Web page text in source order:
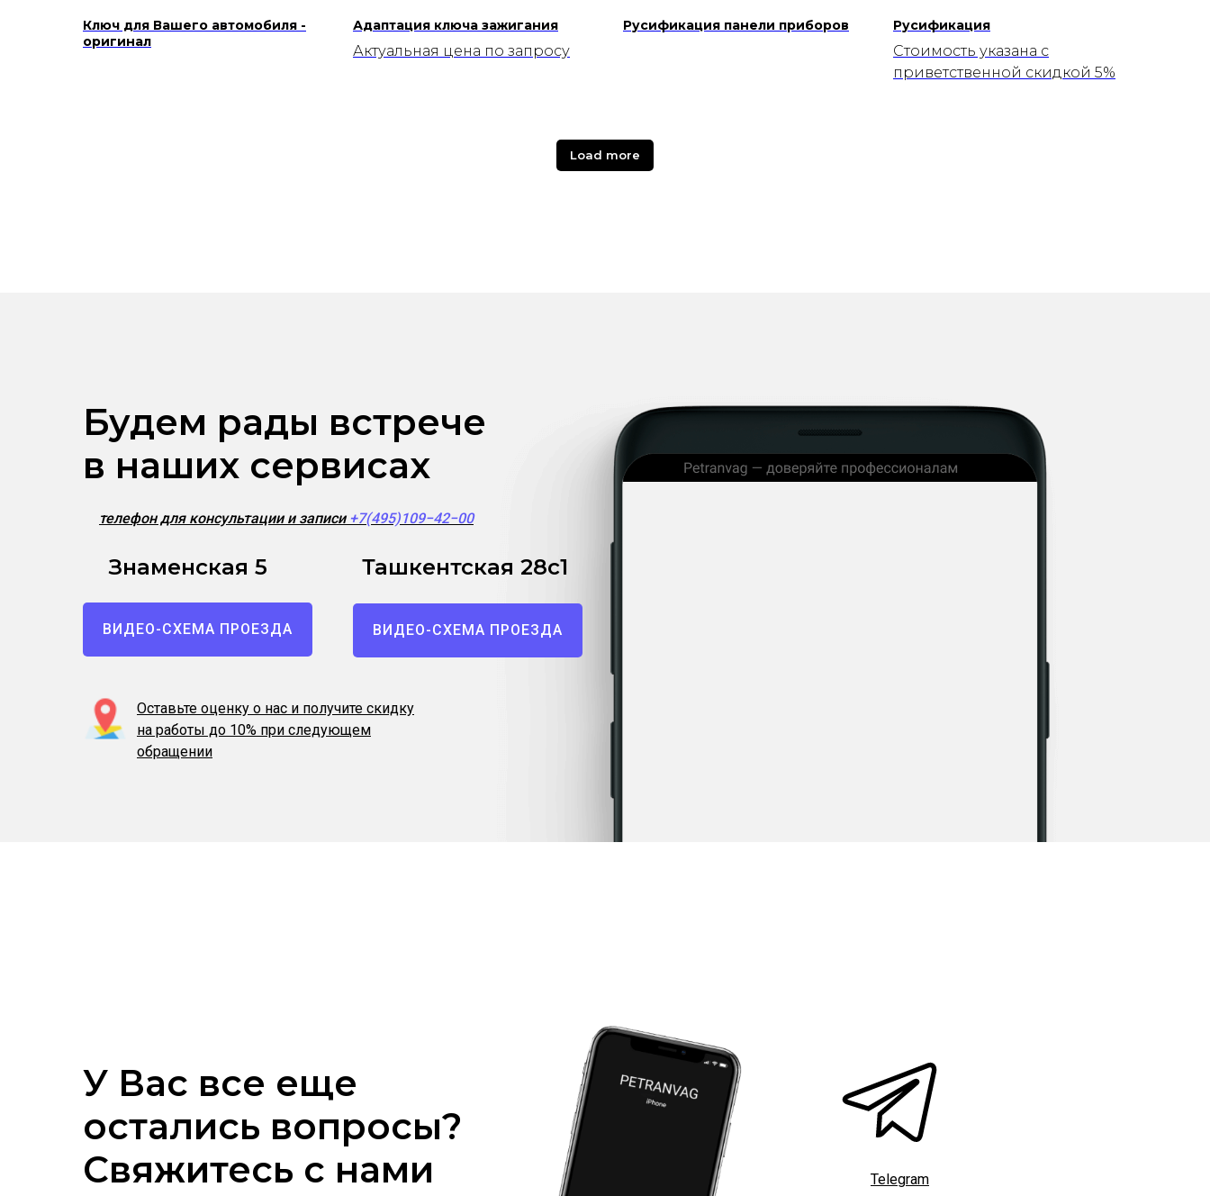
Ключ для Вашего автомобиля -
оригинал
Адаптация ключа зажигания
Актуальная цена по запросу
Русификация панели приборов Русификация
Стоимость указана с
приветственной скидкой 5%
Load more
Будем рады встрече
в наших сервисах
телефон для консультации и записи +7(495)109−42−00
Знаменская 5
ВИДЕО-СХЕМА ПРОЕЗДА
Ташкентская 28с1
ВИДЕО-СХЕМА ПРОЕЗДА
Оставьте оценку о нас и получите скидку
на работы до 10% при следующем
обращении
У Вас все еще
остались вопросы?
Свяжитесь с нами
Telegram